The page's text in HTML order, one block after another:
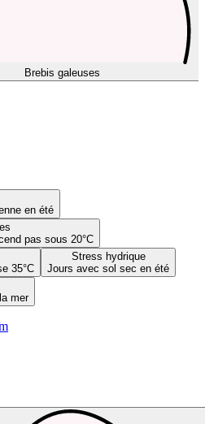
Brebis galeuses
en été
pas sous 20°C
35°C
Stress hydrique
Jours avec sol sec en été
mer